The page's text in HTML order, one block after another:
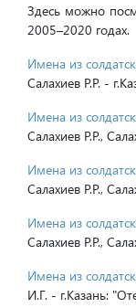
Здесь можно
2005–2020 годах.
Имена из
Салахиев Р.Р. -
Имена из
Салахиев Р.Р.,
Имена из
Салахиев Р.Р.,
Имена из
Салахиев Р.Р.,
Имена из
И.Г. - г.Казань: